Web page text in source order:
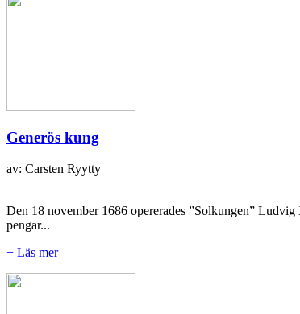
Generös kung
av: Carsten Ryytty
Den 18 november 1686 opererades ”Solkungen”
pengar...
+ Läs mer